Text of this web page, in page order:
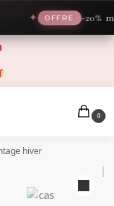
OFFRE -20%
0
hiver